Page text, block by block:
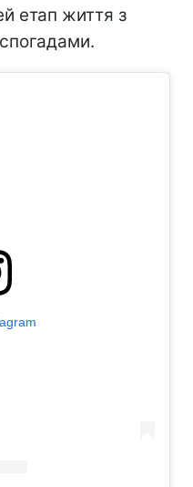
етап життя з